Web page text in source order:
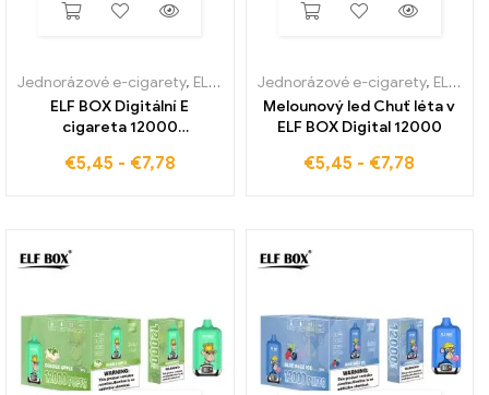
Jednorázové e-cigarety, ELF BOX digitální 12000
ELF BOX Digitální E
cigareta 12000
Candy Flavour je
€5,45 - €7,78
Jednorázové e-cigarety, ELF BOX digitální 12000
Melounový led Chuť léta v
ELF BOX Digital 12000
€5,45 - €7,78